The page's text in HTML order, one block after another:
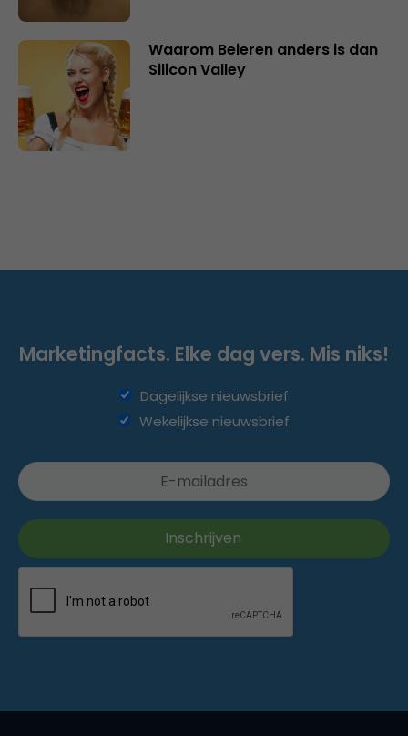
Waarom Beieren anders is dan
Silicon Valley
Marketingfacts. Elke dag vers. Mis niks!
Dagelijkse nieuwsbrief
Wekelijkse nieuwsbrief